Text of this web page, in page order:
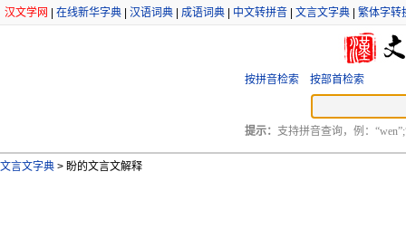
汉文学网 在线新华字典 汉语词典 成语词典 中文转拼音 文言文字典 繁体字转
按拼音检索 按部首检索
提示： 支持拼音查询，例：
文言文字典 > 盼的文言文解释